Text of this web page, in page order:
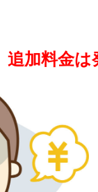
追加料金